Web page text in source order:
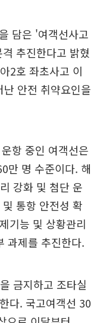
담은 '여객선사고
추진한다고 밝혔
2호 좌초사고 이
안전 취약요인을
항 중인 여객선은
만 명 수준이다. 해
강화 및 첨단 운
통항 안전성 확
기능 및 상황관리
과제를 추진한다.
금지하고 조타실
다. 국고여객선 30